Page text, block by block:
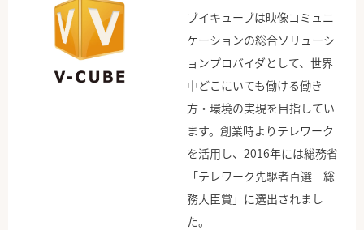
ブイキューブは映像コミュニ
ケーションの総合ソリューシ
ョンプロバイダとして、世界
中どこにいても働ける働き
方・環境の実現を目指してい
ます。創業時よりテレワーク
を活用し、2016年には総務省
「テレワーク先駆者百選 総
務大臣賞」に選出されまし
た。